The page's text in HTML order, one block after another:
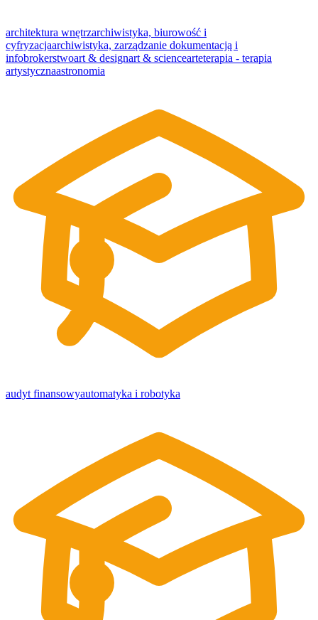
architektura wnętrzarchiwistyka, biurowość i
cyfryzacjaarchiwistyka, zarządzanie dokumentacją i
infobrokerstwoart & designart & sciencearteterapia - terapia
artystycznaastronomia
audyt finansowyautomatyka i robotyka